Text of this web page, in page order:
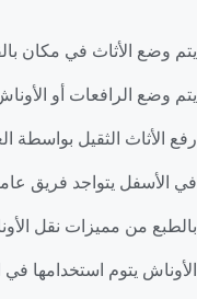
يتم وضع الأثاث في مكان
يتم وضع الرافعات أو
رفع الأثاث الثقيل بواسطة
في الأسفل يتواجد فريق
بالطبع من مميزات نقل
الأوناش يتوم استخدامها في